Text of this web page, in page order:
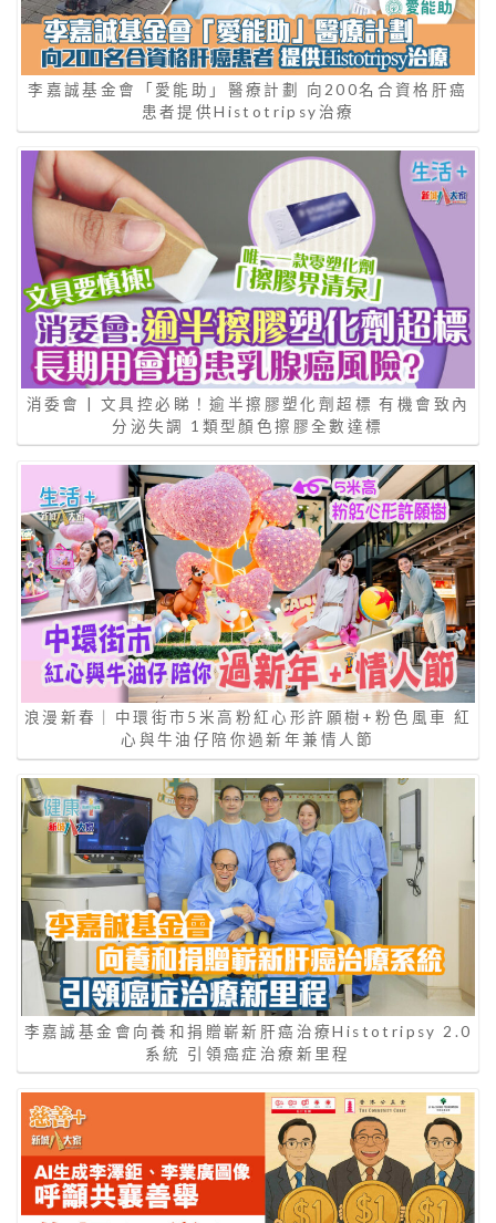
李嘉誠基金會「愛能助」醫療計劃 向200名合資格肝癌
患者提供Histotripsy治療
消委會 | 文具控必睇！逾半擦膠塑化劑超標 有機會致內
分泌失調 1類型顏色擦膠全數達標
浪漫新春｜中環街市5米高粉紅心形許願樹+粉色風車 紅
心與牛油仔陪你過新年兼情人節
李嘉誠基金會向養和捐贈嶄新肝癌治療Histotripsy 2.0
系統 引領癌症治療新里程